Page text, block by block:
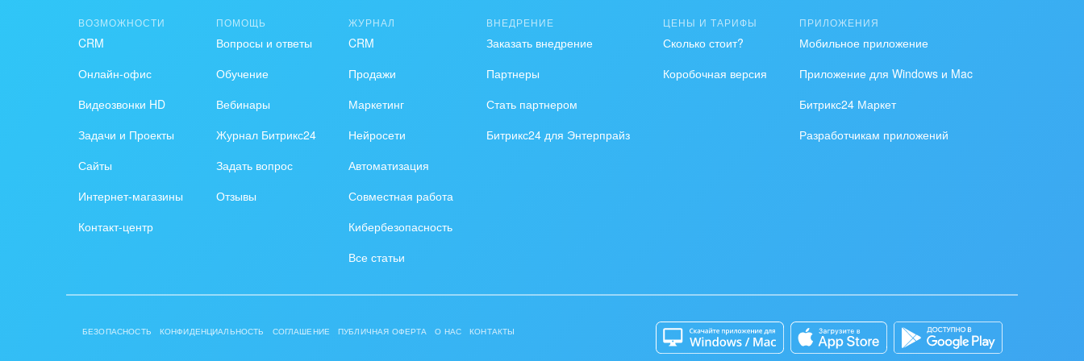
ВОЗМОЖНОСТИ
CRM
Онлайн-офис
Видеозвонки HD
Задачи и Проекты
Сайты
Интернет-магазины
Контакт-центр
ПОМОЩЬ
Вопросы и ответы
Обучение
Вебинары
Журнал Битрикс24
Задать вопрос
Отзывы
ЖУРНАЛ
CRM
Продажи
Маркетинг
Нейросети
Автоматизация
Совместная работа
Кибербезопасность
Все статьи
ВНЕДРЕНИЕ
Заказать внедрение
Партнеры
Стать партнером
Битрикс24 для Энтерпрайз
ЦЕНЫ И ТАРИФЫ
Сколько стоит?
Коробочная версия
ПРИЛОЖЕНИЯ
Мобильное приложение
Приложение для Windows и Mac
Битрикс24 Маркет
Разработчикам приложений
БЕЗОПАСНОСТЬ КОНФИДЕНЦИАЛЬНОСТЬ СОГЛАШЕНИЕ ПУБЛИЧНАЯ ОФЕРТА О НАС КОНТАКТЫ